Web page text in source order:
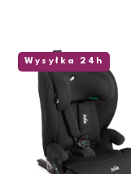
Wysyłka 24h